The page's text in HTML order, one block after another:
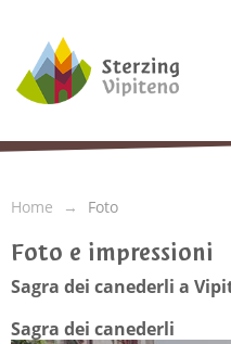
Home Foto
Foto e impressioni
Sagra dei canederli a
Sagra dei canederli